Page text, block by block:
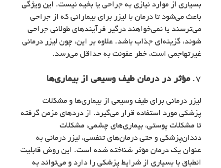
بسیاری از موارد نیازی به جراحی یا بخیه نیست. این ویژگی
باعث می‌شود تا درمان با لیزر برای بیمارانی که از جراحی
می‌ترسند یا نمی‌خواهند درگیر فرآیندهای طولانی جراحی
شوند، گزینه‌ای جذاب باشد. علاوه بر این، چون لیزر درمانی
غیرتهاجمی است، خطر عفونت به حداقل می‌رسد.
7. مؤثر در درمان طیف وسیعی از بیماری‌ها
لیزر درمانی برای طیف وسیعی از بیماری‌ها و مشکلات
پزشکی مورد استفاده قرار می‌گیرد. از دردهای مزمن گرفته
تا مشکلات پوستی، بیماری‌های چشمی، مشکلات
دندان‌پزشکی و حتی درمان‌های تنفسی، لیزر درمانی به
عنوان یک درمان مؤثر شناخته شده است. این روش قابلیت
انطباق با بسیاری از شرایط پزشکی را دارد و می‌تواند به